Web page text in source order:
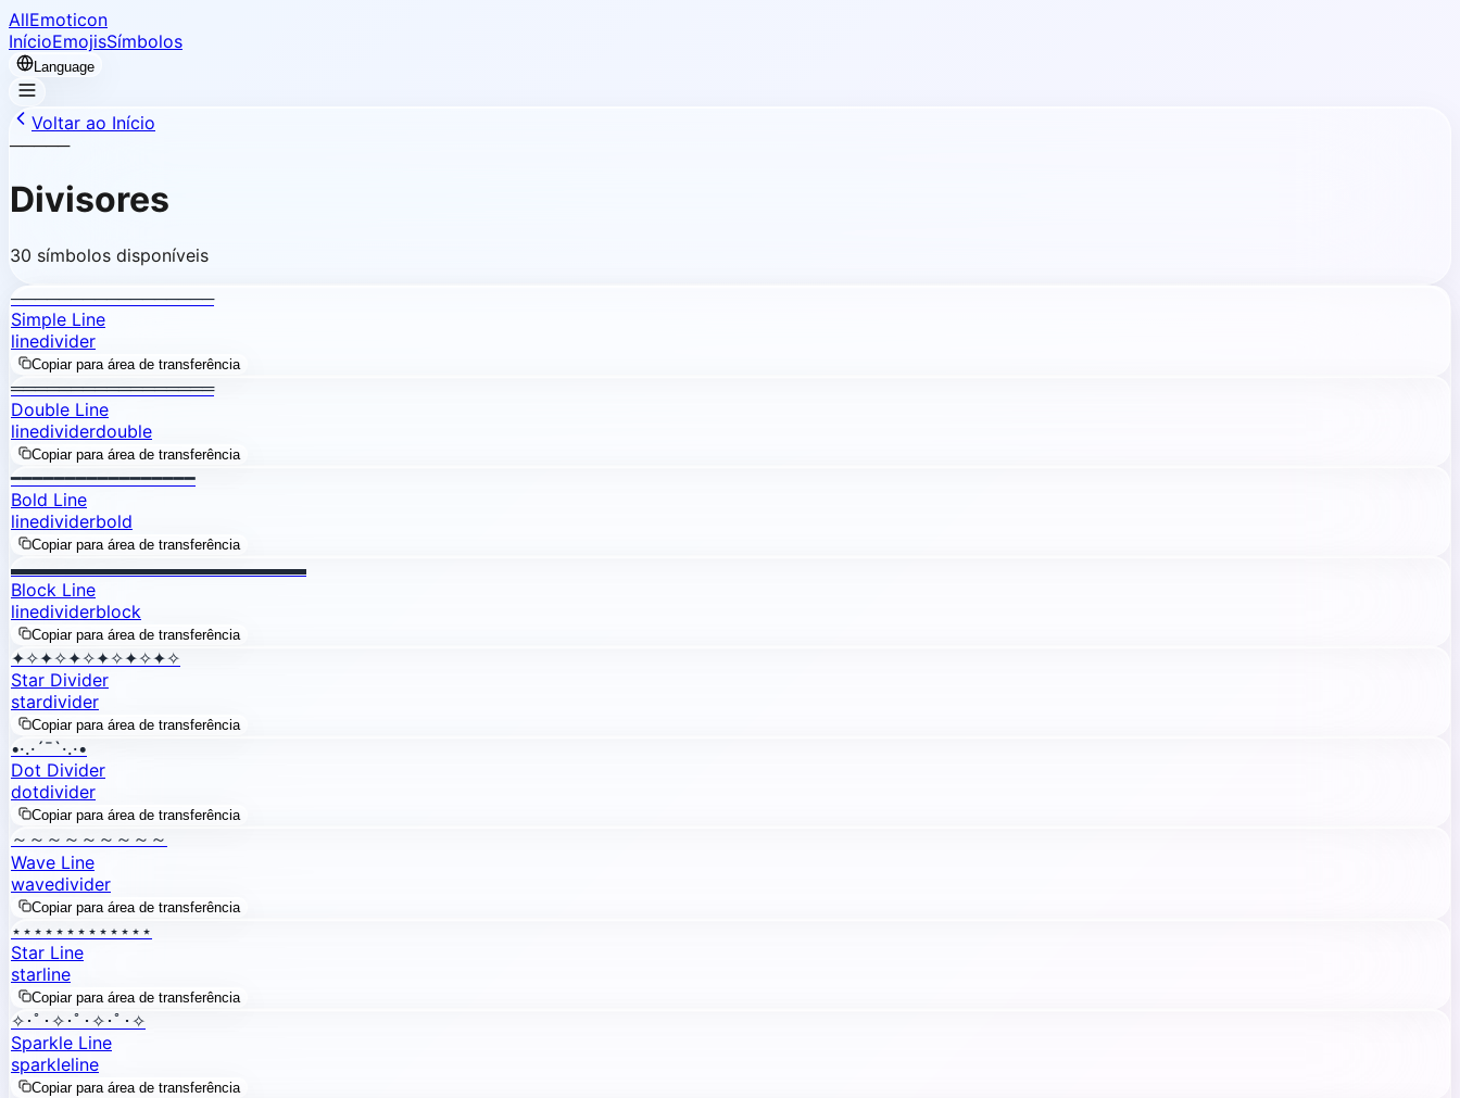
AllEmoticon
InícioEmojisSímbolos
Language
Voltar ao Início
─────
Divisores
30 símbolos disponíveis
─────────────────
Simple Line
linedivider
Copiar para área de transferência
═════════════════
Double Line
linedividerdouble
Copiar para área de transferência
━━━━━━━━━━━━━━━━━
Bold Line
linedividerbold
Copiar para área de transferência
▬▬▬▬▬▬▬▬▬▬▬▬▬▬▬▬▬
Block Line
linedividerblock
Copiar para área de transferência
✦✧✦✧✦✧✦✧✦✧✦✧
Star Divider
stardivider
Copiar para área de transferência
•·.·´¯`·.·•
Dot Divider
dotdivider
Copiar para área de transferência
～～～～～～～～～
Wave Line
wavedivider
Copiar para área de transferência
⋆⋆⋆⋆⋆⋆⋆⋆⋆⋆⋆⋆⋆
Star Line
starline
Copiar para área de transferência
✧･ﾟ･✧･ﾟ･✧･ﾟ･✧
Sparkle Line
sparkleline
Copiar para área de transferência